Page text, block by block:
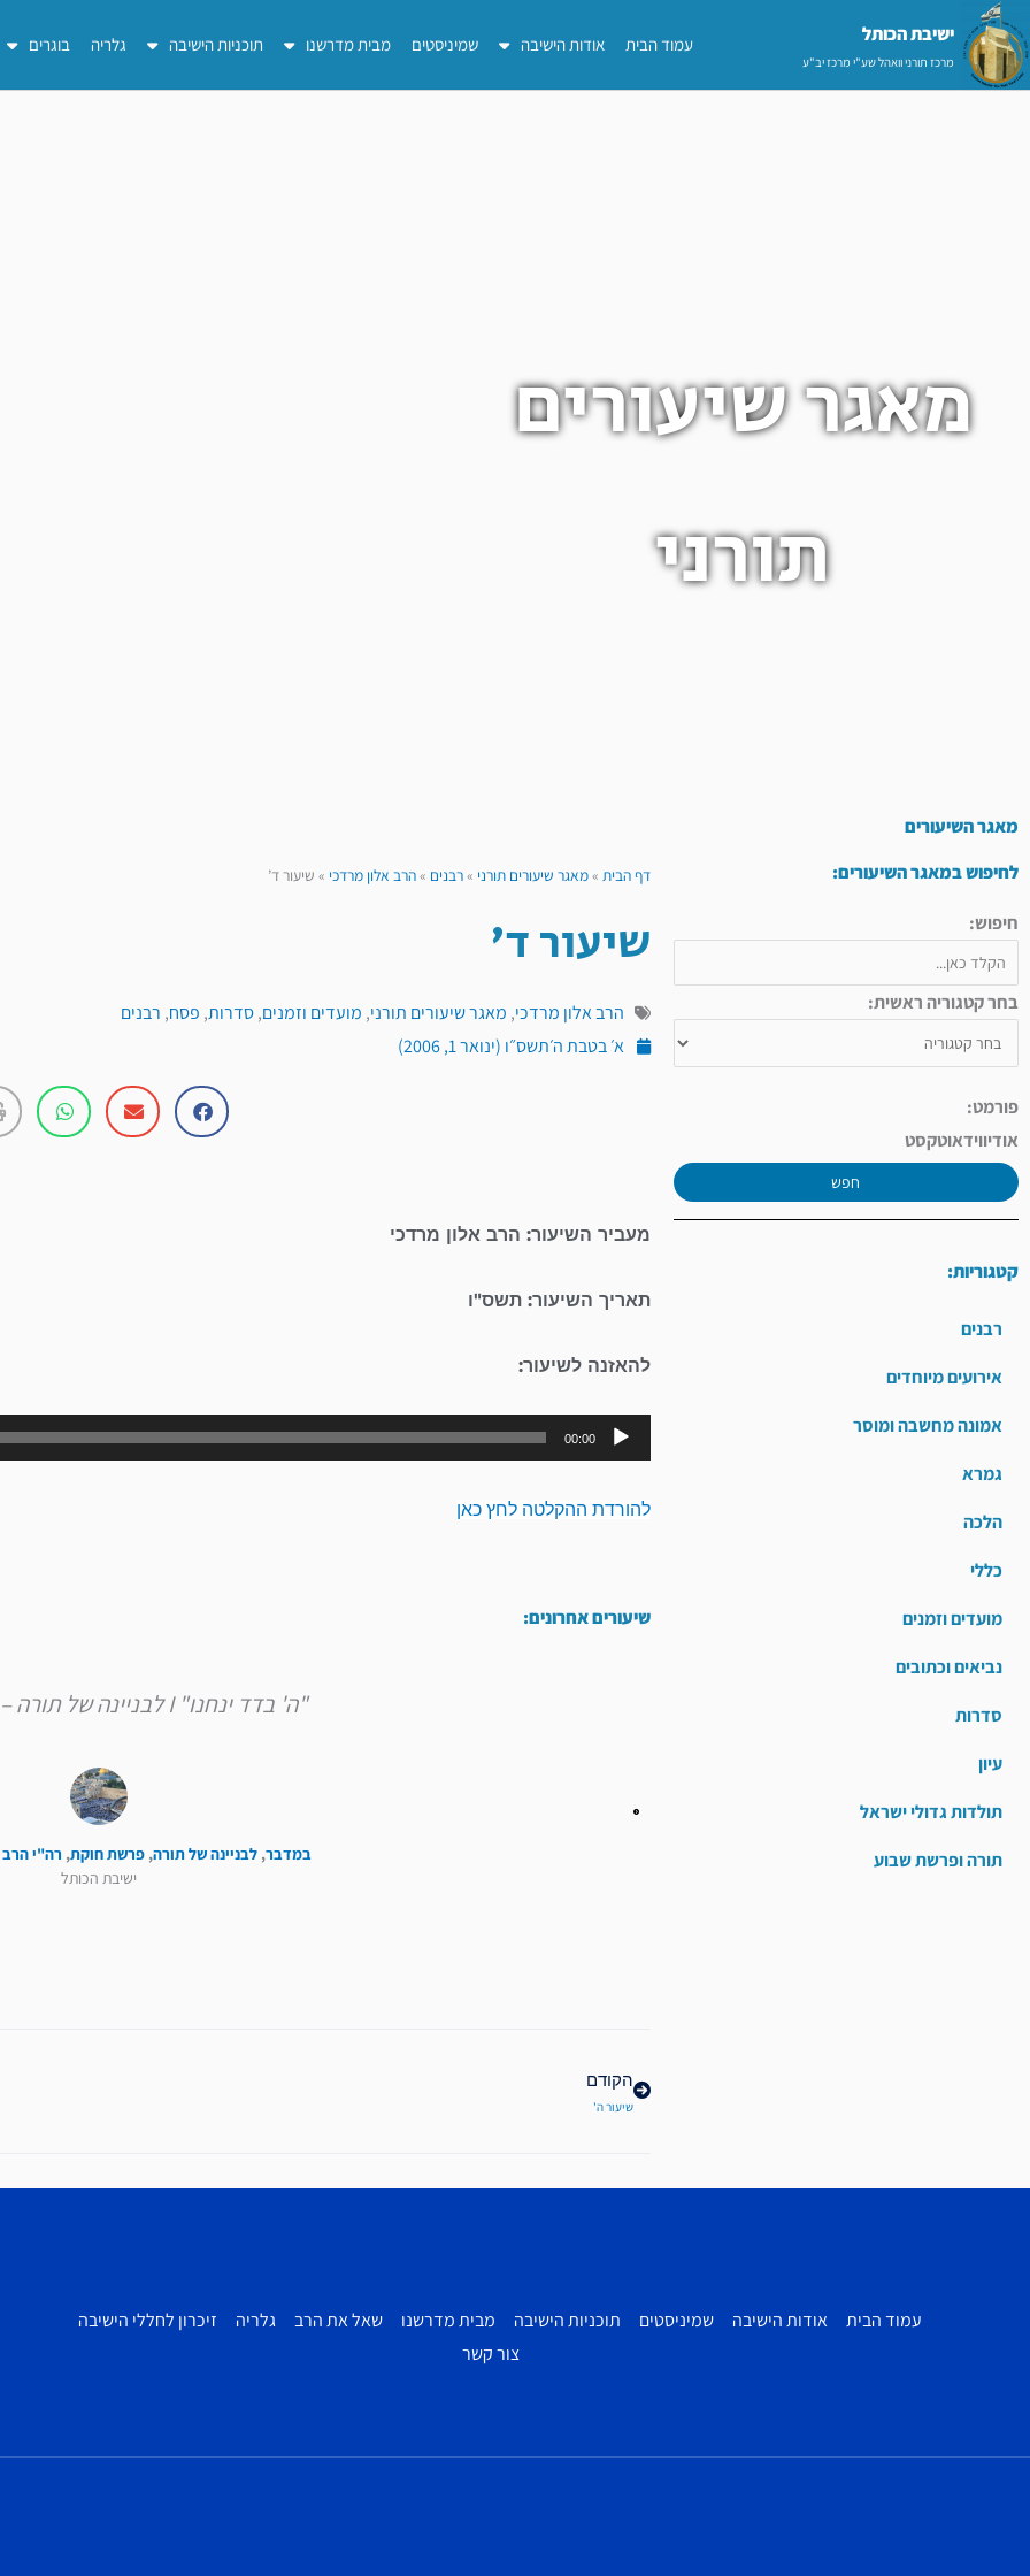
דילוג
לתוכן
ישיבת הכותל​
מרכז תורני וואהל שע"י מרכז יב"ע
עמוד הבית אודות הישיבה שמיניסטים מבית מדרשנו תוכניות הישיבה גלריה בוגרים
מאגר שיעורים
תורני
מאגר השיעורים
לחיפוש במאגר השיעורים:
חיפוש:
בחר קטגוריה ראשית:
פורמט:
אודיווידאוטקסט
חפש
קטגוריות:
רבנים
אירועים מיוחדים
אמונה מחשבה ומוסר
גמרא
הלכה
כללי
מועדים וזמנים
נביאים וכתובים
סדרות
עיון
תולדות גדולי ישראל
תורה ופרשת שבוע
דף הבית »מאגר שיעורים תורני »רבנים »הרב אלון מרדכי » שיעור ד’
שיעור ד'
הרב אלון מרדכי, מאגר שיעורים תורני, מועדים וזמנים,סדרות, פסח, רבנים
א׳ בטבת ה׳תשס״ו (ינואר 1, 2006)
מעביר השיעור: הרב אלון מרדכי
תאריך השיעור: תשס"ו
להאזנה לשיעור:
נגן
אודיו
00:00
להורדת ההקלטה לחץ כאן
שיעורים אחרונים:
"ה' בדד ינחנו" I לבניינה של תורה – פרשת חוקת
במדבר, לבניינה של תורה, פרשת חוקת, רה"י הרב
ישיבת הכותל
הקודם
שיעור ה'
עמוד הבית אודות הישיבה שמיניסטים תוכניות הישיבה מבית מדרשנו שאל את הרב גלריה
זיכרון לחללי הישיבה
צור קשר